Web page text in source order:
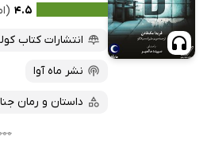
۴.۵
انتشارات کتاب
نشر ماه آوا
داستان و رمان